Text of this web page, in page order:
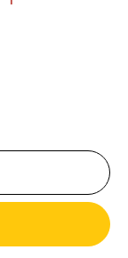
и
из
цвете.